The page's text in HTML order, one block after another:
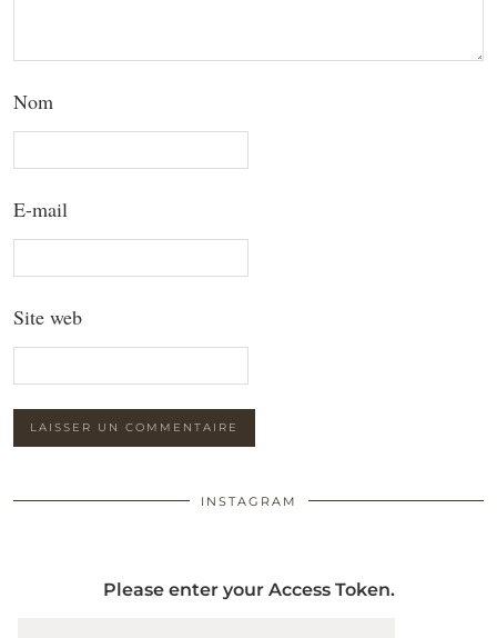
Nom
E-mail
Site web
INSTAGRAM
Please enter your Access Token.